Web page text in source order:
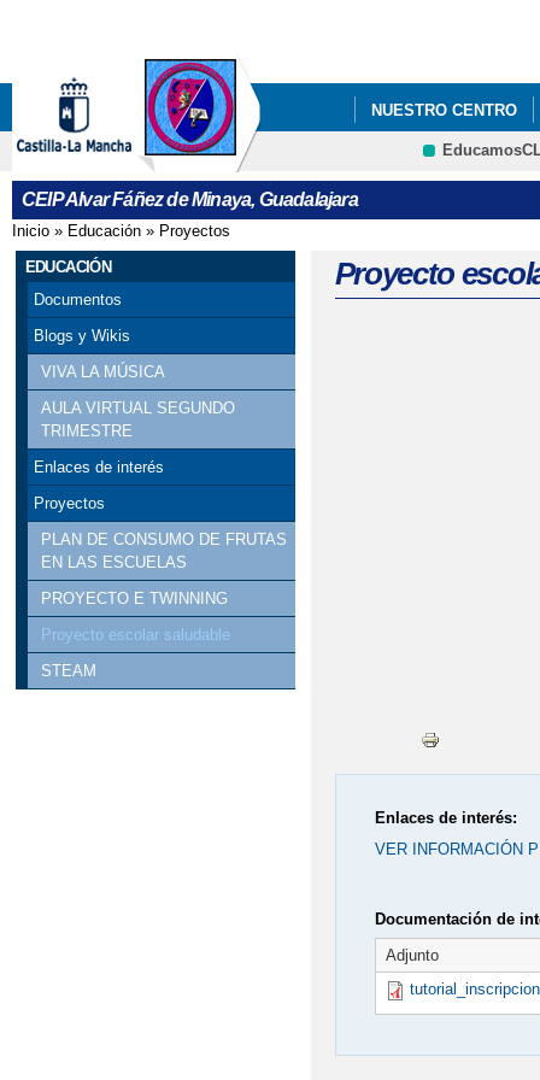
NUESTRO CENTRO
SALUD ESCOLAR
CEIP Alvar Fáñez de Minaya, Guadalajara
Se encuentra usted aquí
Inicio » Educación » Proyectos
EDUCACIÓN
Documentos
Blogs y Wikis
VIVA LA MÚSICA
AULA VIRTUAL SEGUNDO
TRIMESTRE
Enlaces de interés
Proyectos
PLAN DE CONSUMO DE FRUTAS
EN LAS ESCUELAS
PROYECTO E TWINNING
Proyecto escolar saludable
STEAM
Proyecto
Enlaces de interés:
VER INFORMACIÓN
Documentación de
Adjunto